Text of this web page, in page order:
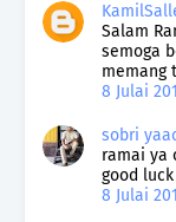
Salam
semoga
memang
8 Julai
sobri
ramai ya
good
8 Julai